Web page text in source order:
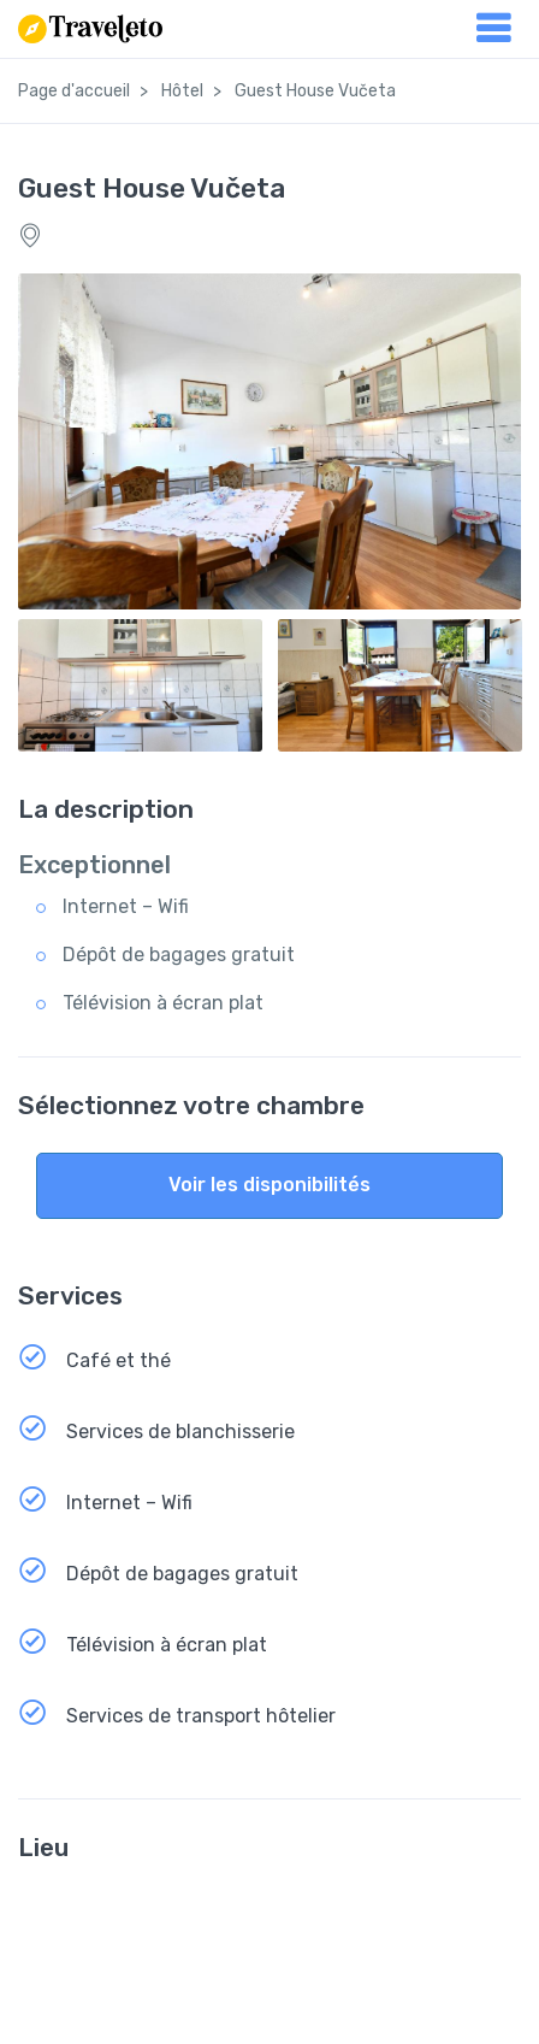
Page d'accueil Hôtel Guest House Vučeta
Guest House Vučeta
La description
Exceptionnel
Internet – Wifi
Dépôt de bagages gratuit
Télévision à écran plat
Sélectionnez votre chambre
Voir les disponibilités
Services
Café et thé
Services de blanchisserie
Internet – Wifi
Dépôt de bagages gratuit
Télévision à écran plat
Services de transport hôtelier
Lieu